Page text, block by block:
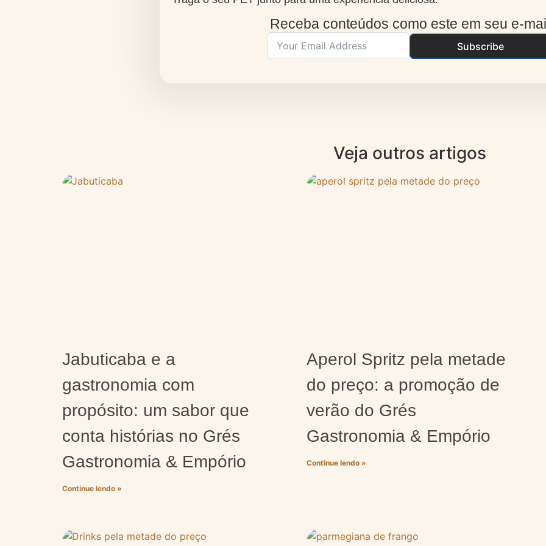
Receba conteúdos como este em seu e-
Subscribe
Veja outros artigos
Jabuticaba e a
gastronomia com
propósito: um sabor que
conta histórias no Grés
Gastronomia & Empório
Continue lendo »
Aperol Spritz pela metade
do preço: a promoção de
verão do Grés
Gastronomia & Empório
Continue lendo »